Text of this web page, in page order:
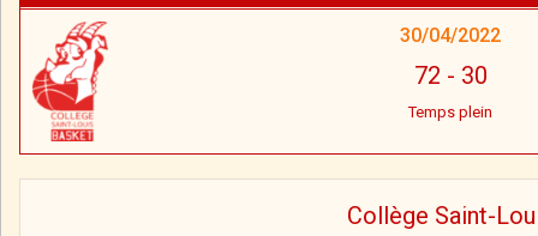
30/04/2022
72 - 30
Temps plein
Collège Saint-